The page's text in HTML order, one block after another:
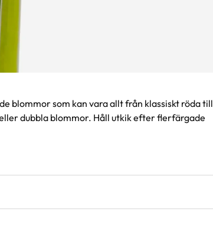
blommor som kan vara allt från klassiskt röda till
dubbla blommor. Håll utkik efter flerfärgade